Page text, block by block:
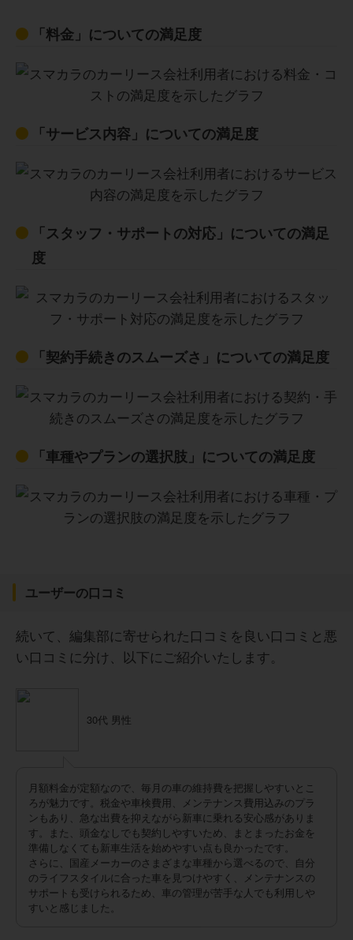
「料金」についての満足度
「サービス内容」についての満足度
「スタッフ・サポートの対応」についての満足
度
「契約手続きのスムーズさ」についての満足度
「車種やプランの選択肢」についての満足度
ユーザーの口コミ
続いて、編集部に寄せられた口コミを良い口コミと悪
い口コミに分け、以下にご紹介いたします。
30代 男性
月額料金が定額なので、毎月の車の維持費を把握しやすいとこ
ろが魅力です。税金や車検費用、メンテナンス費用込みのプラ
ンもあり、急な出費を抑えながら新車に乗れる安心感がありま
す。また、頭金なしでも契約しやすいため、まとまったお金を
準備しなくても新車生活を始めやすい点も良かったです。
さらに、国産メーカーのさまざまな車種から選べるので、自分
のライフスタイルに合った車を見つけやすく、メンテナンスの
サポートも受けられるため、車の管理が苦手な人でも利用しや
すいと感じました。